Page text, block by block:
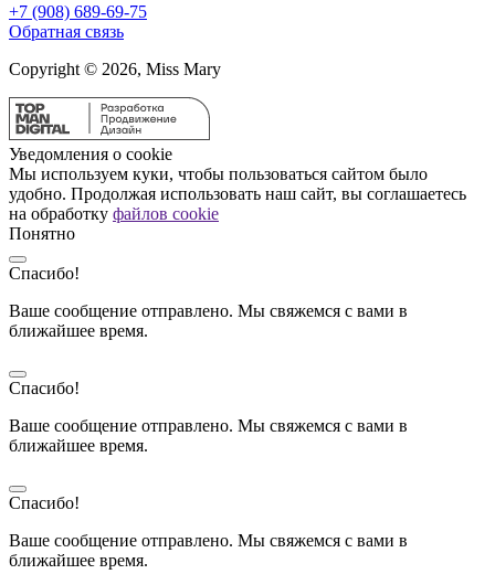
+7 (908) 689-69-75
Обратная связь
Copyright © 2026, Miss Mary
Уведомления о cookie
Мы используем куки, чтобы пользоваться сайтом было
удобно. Продолжая использовать наш сайт, вы соглашаетесь
на обработку файлов cookie
Понятно
Спасибо!
Ваше сообщение отправлено. Мы свяжемся с вами в
ближайшее время.
Спасибо!
Ваше сообщение отправлено. Мы свяжемся с вами в
ближайшее время.
Спасибо!
Ваше сообщение отправлено. Мы свяжемся с вами в
ближайшее время.